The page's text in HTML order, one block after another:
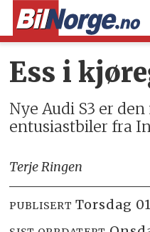
Ess i
Nye Audi S3 er
entusiastbiler fra
Terje Ringen
PUBLISERT torsdag